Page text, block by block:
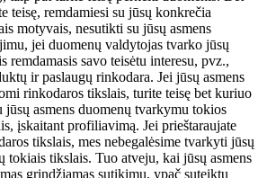
teisę, remdamiesi su jūsų konkrečia
motyvais, nesutikti su jūsų asmens
jei duomenų valdytojas tvarko jūsų
remdamasis savo teisėtu interesu, pvz.,
ir paslaugų rinkodara. Jei jūsų asmens
rinkodaros tikslais, turite teisę bet kuriuo
jūsų asmens duomenų tvarkymu tokios
įskaitant profiliavimą. Jei prieštaraujate
tikslais, mes nebegalėsime tvarkyti jūsų
tokiais tikslais. Tuo atveju, kai jūsų asmens
grindžiamas sutikimu, ypač suteiktu